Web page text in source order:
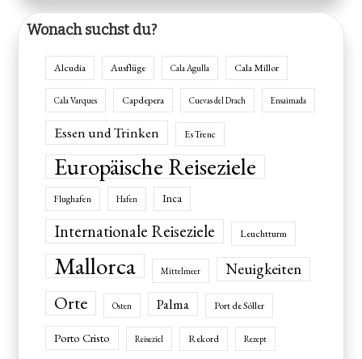
Wonach suchst du?
Alcudia Ausflüge Cala Agulla Cala Millor
Cala Varques Capdepera Cuevas del Drach Ensaimada
Essen und Trinken Es Trenc
Europäische Reiseziele
Flughafen Hafen Inca
Internationale Reiseziele Leuchtturm
Mallorca Mittelmeer Neuigkeiten
Orte Osten Palma Port de Sóller
Porto Cristo Reiseziel Rekord Rezept